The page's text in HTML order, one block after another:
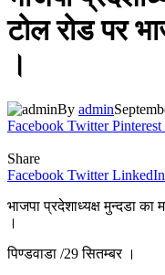
टोल रोड पर
।
By admin
Facebook Twitter Pinterest
Share
Facebook Twitter LinkedIn
भाजपा प्रदेशाध्यक्ष मुन्दडा का
।
पिण्डवाडा /29 सितम्बर ।